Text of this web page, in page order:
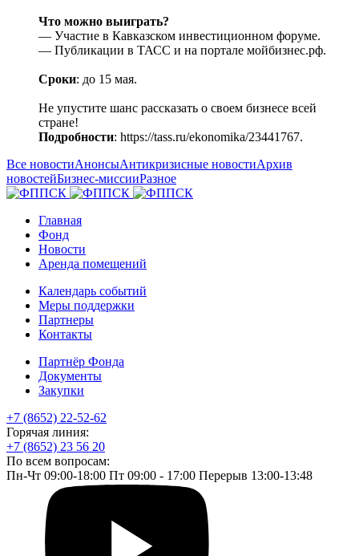
Что можно выиграть?
— Участие в Кавказском инвестиционном форуме.
— Публикации в ТАСС и на портале мойбизнес.рф.
Сроки: до 15 мая.
Не упустите шанс рассказать о своем бизнесе всей
стране!
Подробности: https://tass.ru/ekonomika/23441767.
Все новостиАнонсыАнтикризисные новостиАрхив
новостейБизнес-миссииРазное
Главная
Фонд
Новости
Аренда помещений
Календарь событий
Меры поддержки
Партнеры
Контакты
Партнёр Фонда
Документы
Закупки
+7 (8652) 22-52-62
Горячая линия:
+7 (8652) 23 56 20
По всем вопросам:
Пн-Чт 09:00-18:00 Пт 09:00 - 17:00 Перерыв 13:00-13:48